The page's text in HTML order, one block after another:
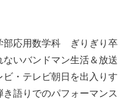
部応用数学科 ぎりぎり卒
いバンドマン生活＆放送
・テレビ朝日を出入りす
語りでのパフォーマンス